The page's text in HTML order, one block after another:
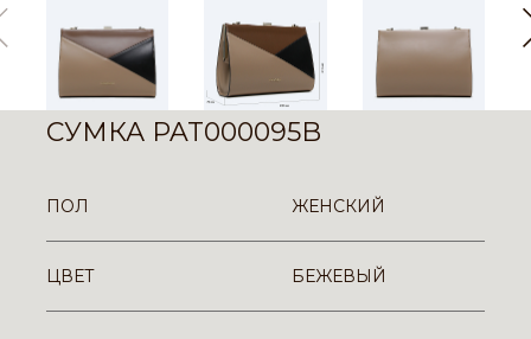
СУМКА PAT000095B
ПОЛ ЖЕНСКИЙ
ЦВЕТ БЕЖЕВЫЙ